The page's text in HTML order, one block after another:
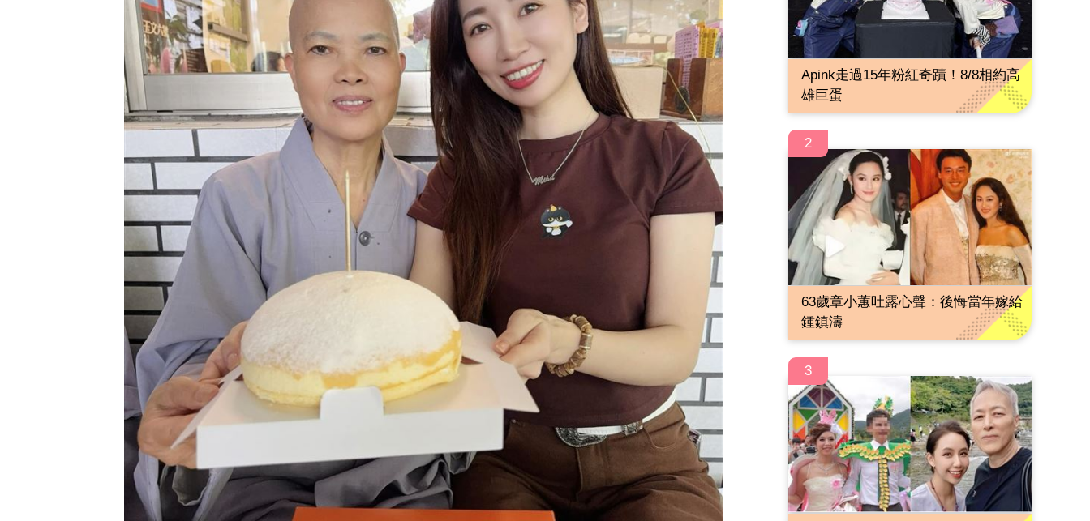
Apink走過15年粉紅奇蹟！8/8相約高
雄巨蛋
2
63歲章小蕙吐露心聲：後悔當年嫁給
鍾鎮濤
3